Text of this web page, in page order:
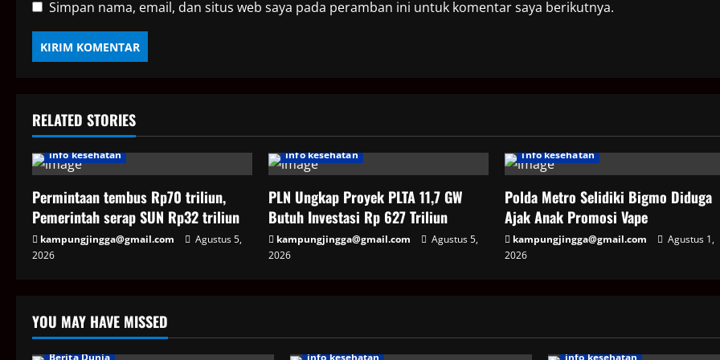
Simpan nama, email, dan situs web saya pada peramban ini untuk komentar saya berikutnya.
RELATED STORIES
info kesehatan
Permintaan tembus Rp70 triliun,
Pemerintah serap SUN Rp32 triliun
kampungjingga@gmail.com
Agustus 5,
2026
info kesehatan
PLN Ungkap Proyek PLTA 11,7 GW
Butuh Investasi Rp 627 Triliun
kampungjingga@gmail.com
Agustus 5,
2026
info kesehatan
Polda Metro Selidiki Bigmo Diduga
Ajak Anak Promosi Vape
kampungjingga@gmail.com
Agustus 1,
2026
YOU MAY HAVE MISSED
Berita Dunia info kesehatan info kesehatan